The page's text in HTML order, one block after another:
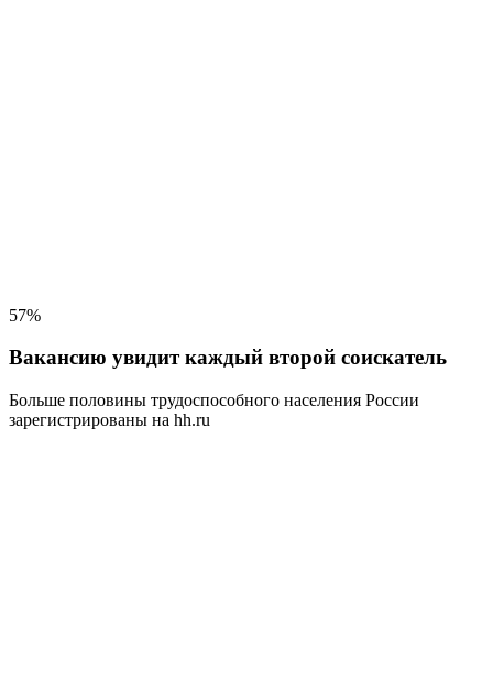
57%
Вакансию увидит каждый второй соискатель
Больше половины трудоспособного населения России
зарегистрированы на hh.ru